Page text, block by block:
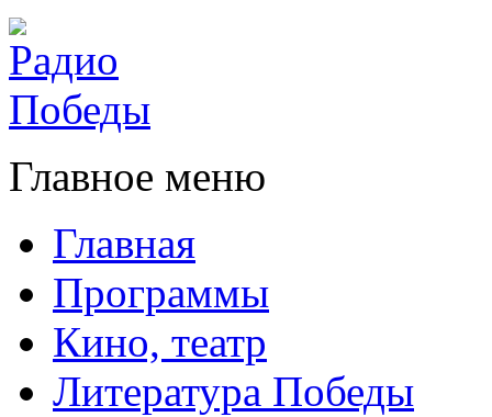
Главное меню
Главная
Программы
Кино, театр
Литература Победы